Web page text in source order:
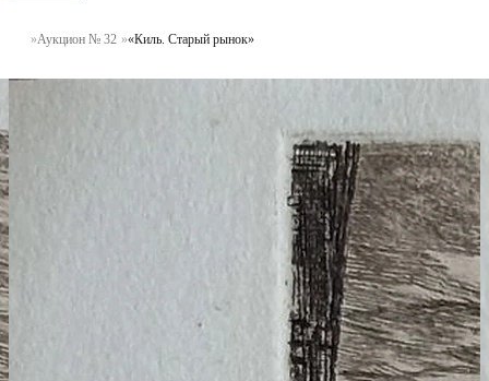
Аукцион № 32 «Киль. Старый рынок»